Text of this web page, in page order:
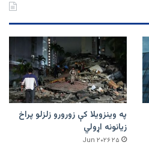
په وینزویلا کې زورورو زلزلو پراخ
زیانونه اړولي
۲۵ Jun ۲۰۲۶